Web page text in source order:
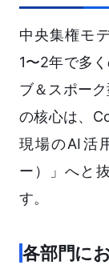
中央集権モ
1〜2年で多
ブ＆スポー
の核心は、
現場のAI活
ー）」へと
す。
各部門に